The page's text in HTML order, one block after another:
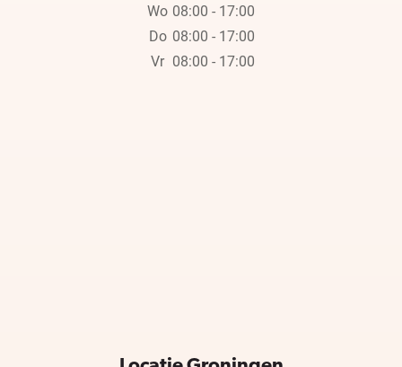
Wo 08:00 - 17:00
Do 08:00 - 17:00
Vr 08:00 - 17:00